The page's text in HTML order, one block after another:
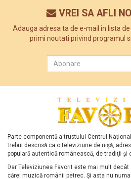
VREI SA AFLI
Adauga adresa ta de e-mail in lista
primi noutati privind programul
Parte componentă a trustului Centrul
trebui descrisă ca o televiziune de nişă,
populară autentică românească, de tradiţii şi
Dar Televiziunea Favorit este mai mult
cărei muzică românii petrec. Şi asta nu